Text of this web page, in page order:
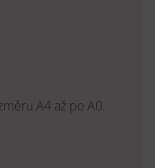
A4 až po A0.